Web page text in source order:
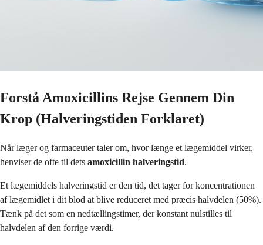
Forstå Amoxicillins Rejse Gennem Din
Krop (Halveringstiden Forklaret)
Når læger og farmaceuter taler om, hvor længe et lægemiddel virker,
henviser de ofte til dets amoxicillin halveringstid.
Et lægemiddels halveringstid er den tid, det tager for koncentrationen
af lægemidlet i dit blod at blive reduceret med præcis halvdelen (50%).
Tænk på det som en nedtællingstimer, der konstant nulstilles til
halvdelen af den forrige værdi.